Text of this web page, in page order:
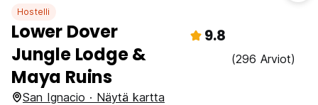
Hostelli
Lower Dover
Jungle Lodge &
Maya Ruins
9.8
(296 Arviot)
San Ignacio · Näytä kartta